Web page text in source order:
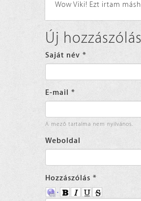
Wow Viki! Ezt irtam
Új hozzászólás
Saját név *
E-mail *
A mező tartalma nem nyilvános.
Weboldal
Hozzászólás *